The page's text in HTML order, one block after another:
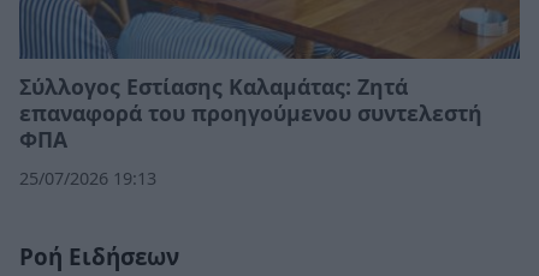
Σύλλογος Εστίασης Καλαμάτας: Ζητά
επαναφορά του προηγούμενου συντελεστή
ΦΠΑ
25/07/2026 19:13
Ροή Ειδήσεων